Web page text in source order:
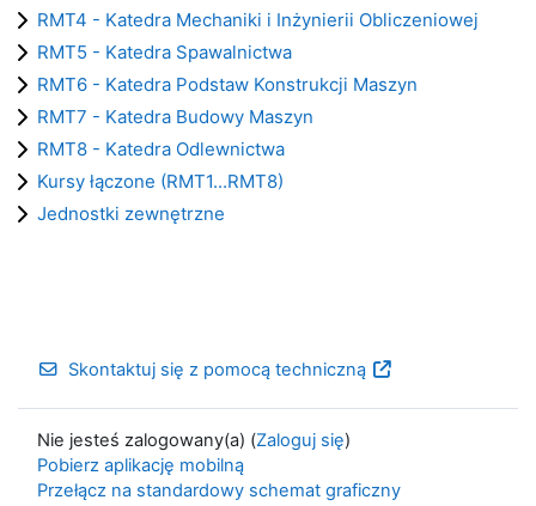
RMT4 - Katedra Mechaniki i Inżynierii Obliczeniowej
RMT5 - Katedra Spawalnictwa
RMT6 - Katedra Podstaw Konstrukcji Maszyn
RMT7 - Katedra Budowy Maszyn
RMT8 - Katedra Odlewnictwa
Kursy łączone (RMT1...RMT8)
Jednostki zewnętrzne
Skontaktuj się z pomocą techniczną
Nie jesteś zalogowany(a) (Zaloguj się)
Pobierz aplikację mobilną
Przełącz na standardowy schemat graficzny